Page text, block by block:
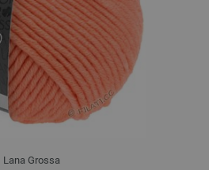
Lana Grossa